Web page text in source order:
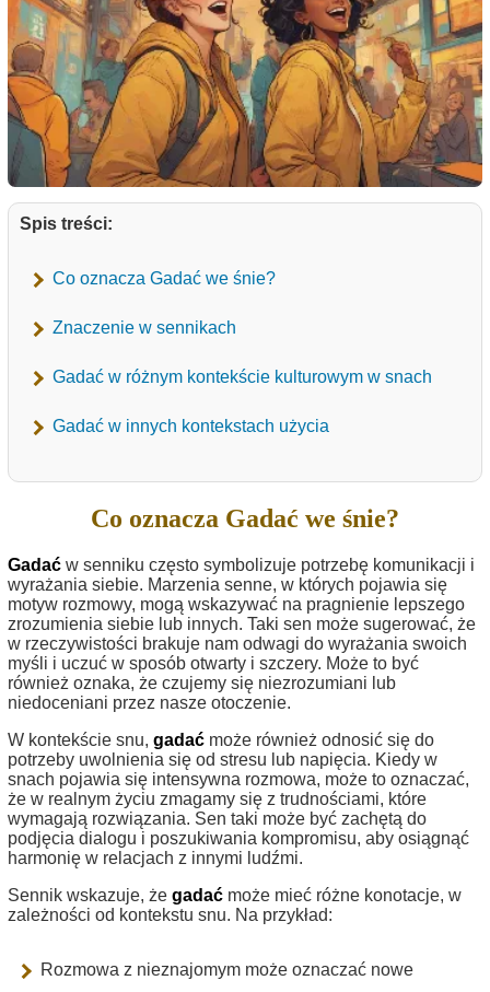
Spis treści:
Co oznacza Gadać we śnie?
Znaczenie w sennikach
Gadać w różnym kontekście kulturowym w snach
Gadać w innych kontekstach użycia
Co oznacza Gadać we śnie?
Gadać w senniku często symbolizuje potrzebę komunikacji i
wyrażania siebie. Marzenia senne, w których pojawia się
motyw rozmowy, mogą wskazywać na pragnienie lepszego
zrozumienia siebie lub innych. Taki sen może sugerować, że
w rzeczywistości brakuje nam odwagi do wyrażania swoich
myśli i uczuć w sposób otwarty i szczery. Może to być
również oznaka, że czujemy się niezrozumiani lub
niedoceniani przez nasze otoczenie.
W kontekście snu, gadać może również odnosić się do
potrzeby uwolnienia się od stresu lub napięcia. Kiedy w
snach pojawia się intensywna rozmowa, może to oznaczać,
że w realnym życiu zmagamy się z trudnościami, które
wymagają rozwiązania. Sen taki może być zachętą do
podjęcia dialogu i poszukiwania kompromisu, aby osiągnąć
harmonię w relacjach z innymi ludźmi.
Sennik wskazuje, że gadać może mieć różne konotacje, w
zależności od kontekstu snu. Na przykład:
Rozmowa z nieznajomym może oznaczać nowe